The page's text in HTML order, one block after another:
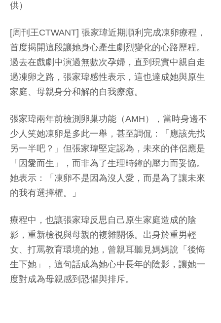
供）
[周刊王CTWANT] 張家瑋近期順利完成凍卵療程，
首度揭開這段讓她身心產生劇烈變化的心路歷程。
過去在戲劇中演過無數次孕婦，直到現實中親自走
過凍卵之路，張家瑋感性表示，這也達成她與原生
家庭、母親身分和解的自我療癒。
張家瑋兩年前檢測卵巢功能（AMH），當時身邊不
少人笑她凍卵是多此一舉，甚至調侃：「應該先找
另一半吧？」但張家瑋堅定認為，未來的伴侶應是
「因愛而生」，而非為了生理時鐘的壓力而妥協。
她表示：「凍卵不是因為沒人愛，而是為了讓未來
的我有選擇權。」
療程中，也讓張家瑋反思自己原生家庭造成的陰
影，重新檢視與母親的複雜關係。出身於重男輕
女、打罵教育環境的她，曾親耳聽見媽媽說「後悔
生下她」，這句話成為她心中長年的陰影，讓她一
度對成為母親感到恐懼與排斥。